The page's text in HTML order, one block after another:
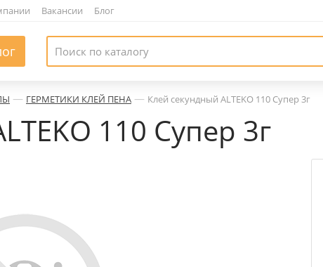
Вакансии Блог
— ГЕРМЕТИКИ КЛЕЙ ПЕНА — Клей секундный ALTEKO 110 Супер 3г
110 Супер 3г